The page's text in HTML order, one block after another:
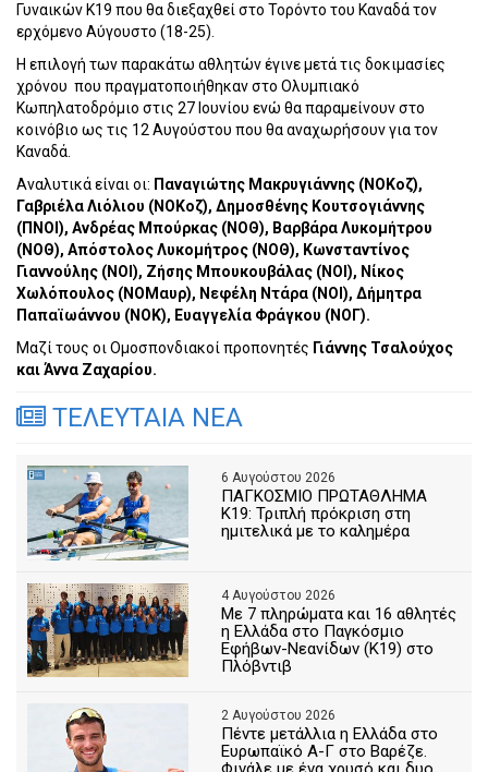
Γυναικών Κ19 που θα διεξαχθεί στο Τορόντο του Καναδά τον
ερχόμενο Αύγουστο (18-25).
Η επιλογή των παρακάτω αθλητών έγινε μετά τις δοκιμασίες
χρόνου που πραγματοποιήθηκαν στο Ολυμπιακό
Κωπηλατοδρόμιο στις 27 Ιουνίου ενώ θα παραμείνουν στο
κοινόβιο ως τις 12 Αυγούστου που θα αναχωρήσουν για τον
Καναδά.
Αναλυτικά είναι οι: Παναγιώτης Μακρυγιάννης (ΝΟΚοζ),
Γαβριέλα Λιόλιου (ΝΟΚοζ), Δημοσθένης Κουτσογιάννης
(ΠΝΟΙ), Ανδρέας Μπούρκας (ΝΟΘ), Βαρβάρα Λυκομήτρου
(ΝΟΘ), Απόστολος Λυκομήτρος (ΝΟΘ), Κωνσταντίνος
Γιαννούλης (ΝΟΙ), Ζήσης Μπουκουβάλας (ΝΟΙ), Νίκος
Χωλόπουλος (ΝΟΜαυρ), Νεφέλη Ντάρα (ΝΟΙ), Δήμητρα
Παπαϊωάννου (ΝΟΚ), Ευαγγελία Φράγκου (ΝΟΓ).
Μαζί τους οι Ομοσπονδιακοί προπονητές Γιάννης Τσαλούχος
και Άννα Ζαχαρίου.
ΤΕΛΕΥΤΑΙΑ ΝΕΑ
6 Αυγούστου 2026
ΠΑΓΚΟΣΜΙΟ ΠΡΩΤΑΘΛΗΜΑ
Κ19: Τριπλή πρόκριση στη
ημιτελικά με το καλημέρα
4 Αυγούστου 2026
Με 7 πληρώματα και 16 αθλητές
η Ελλάδα στο Παγκόσμιο
Εφήβων-Νεανίδων (Κ19) στο
Πλόβντιβ
2 Αυγούστου 2026
Πέντε μετάλλια η Ελλάδα στο
Ευρωπαϊκό Α-Γ στο Βαρέζε.